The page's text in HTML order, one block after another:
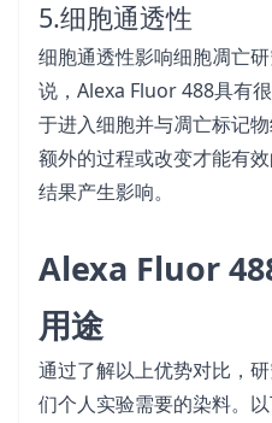
5.细胞通透性
细胞通透性影响细胞凋亡
说，Alexa Fluor 488具有
于进入细胞并与凋亡标记
额外的过程或改变才能有
结果产生影响。
Alexa Fluor
用途
通过了解以上优势对比，
们个人实验需要的染料。